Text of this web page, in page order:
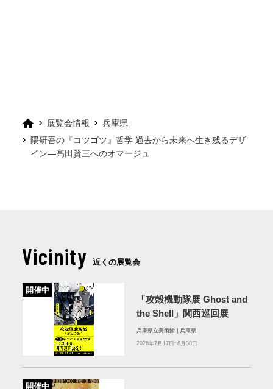
展覧会情報
兵庫県
隈研吾の『コツゴツ』哲学 過去から未来へ生き残るデザ
イン―髙田賢三へのオマージュ
Vicinity 近くの展覧会
開催中
「攻殻機動隊展 Ghost and
the Shell」関西巡回展
兵庫県立美術館 | 兵庫県
2026年7月17日~8月30日
開催中